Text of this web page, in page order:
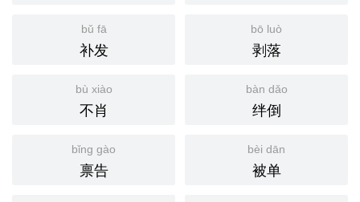
bǔ fā
补发
bō luò
剥落
bù xiào
不肖
bàn dǎo
绊倒
bǐng gào
禀告
bèi dān
被单